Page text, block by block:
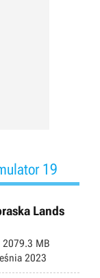
19
Lands
2079.3 MB
2023